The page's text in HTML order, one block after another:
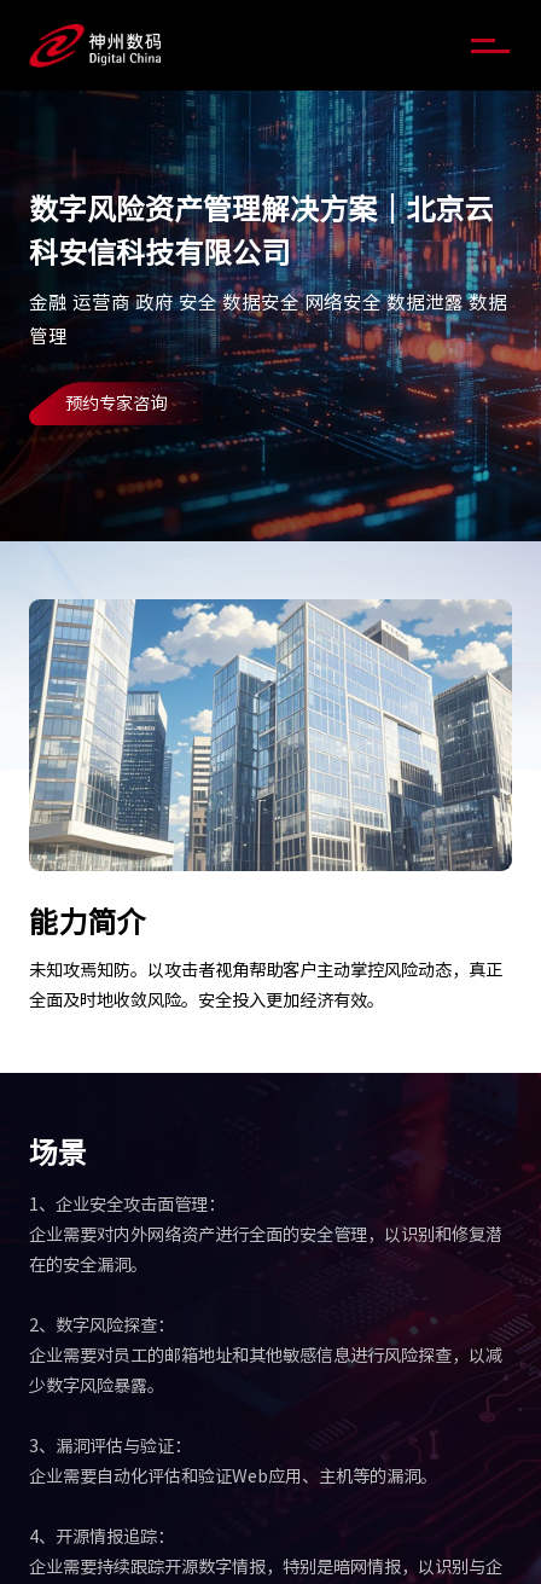
数字风险资产管理解决方案｜北京云
科安信科技有限公司
金融 运营商 政府 安全 数据安全 网络安全 数据泄露 数据
管理
预约专家咨询
能力简介
未知攻焉知防。以攻击者视角帮助客户主动掌控风险动态，真正
全面及时地收敛风险。安全投入更加经济有效。
场景
1、企业安全攻击面管理：
企业需要对内外网络资产进行全面的安全管理，以识别和修复潜
在的安全漏洞。
2、数字风险探查：
企业需要对员工的邮箱地址和其他敏感信息进行风险探查，以减
少数字风险暴露。
3、漏洞评估与验证：
企业需要自动化评估和验证Web应用、主机等的漏洞。
4、开源情报追踪：
企业需要持续跟踪开源数字情报，特别是暗网情报，以识别与企